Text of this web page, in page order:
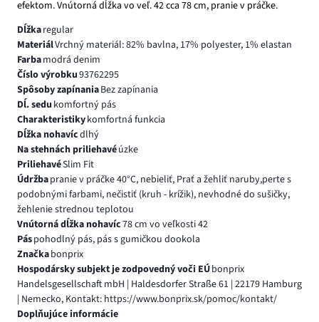
efektom. Vnútorná dĺžka vo veľ. 42 cca 78 cm, pranie v práčke.
Dĺžkaregular
MateriálVrchný materiál: 82% bavlna, 17% polyester, 1% elastan
Farbamodrá denim
Číslo výrobku93762295
Spôsoby zapínaniaBez zapínania
Dĺ. sedu komfortný pás
Charakteristikykomfortná funkcia
Dĺžka nohavícdlhý
Na stehnách priliehavéúzke
PriliehavéSlim Fit
Údržbapranie v práčke 40°C, nebieliť, Prať a žehliť naruby,perte s
podobnými farbami, nečistiť (kruh - krížik), nevhodné do sušičky,
žehlenie strednou teplotou
Vnútorná dĺžka nohavíc78 cm vo veľkosti 42
Páspohodlný pás, pás s gumičkou dookola
Značkabonprix
Hospodársky subjekt je zodpovedný voči EÚbonprix
Handelsgesellschaft mbH | Haldesdorfer Straße 61 | 22179 Hamburg
| Nemecko, Kontakt: https://www.bonprix.sk/pomoc/kontakt/
Doplňujúce informácie